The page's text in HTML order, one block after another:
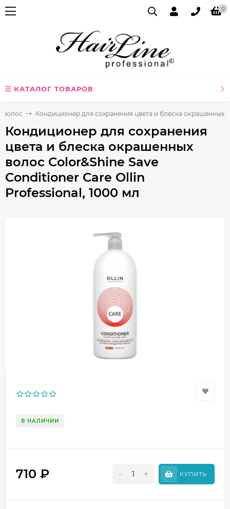
0
КАТАЛОГ ТОВАРОВ
волос Кондиционер для сохранения цвета и блеска окрашенных
Кондиционер для сохранения
цвета и блеска окрашенных
волос Color&Shine Save
Conditioner Care Ollin
Professional, 1000 мл
В НАЛИЧИИ
710 ₽ - + КУПИТЬ